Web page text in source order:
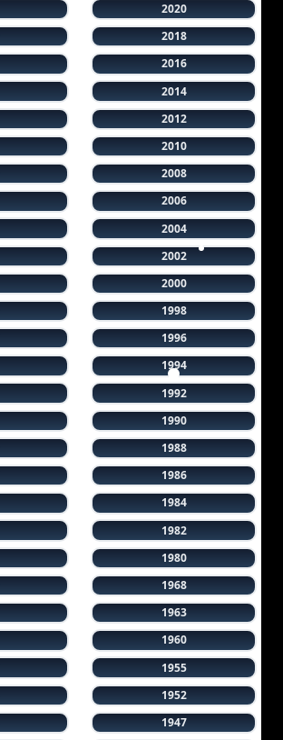
2020
2018
2016
2014
2012
2010
2008
2006
2004
2002
2000
1998
1996
1994
1992
1990
1988
1986
1984
1982
1980
1968
1963
1960
1955
1952
1947